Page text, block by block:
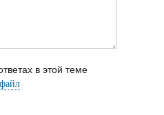
в этой теме